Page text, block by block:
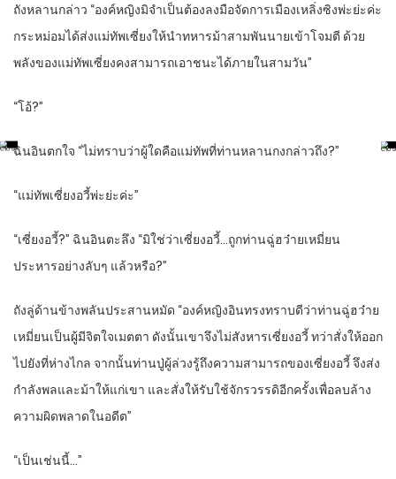
ถังหลานกล่าว “องค์หญิงมิจำเป็นต้องลงมือจัดการเมืองเหลิ่งซิงพ่ะย่ะค่ะ
กระหม่อมได้ส่งแม่ทัพเซี่ยงให้นำทหารม้าสามพันนายเข้าโจมตี ด้วย
พลังของแม่ทัพเซี่ยงคงสามารถเอาชนะได้ภายในสามวัน”
“โอ้?”
ฉินอินตกใจ “ไม่ทราบว่าผู้ใดคือแม่ทัพที่ท่านหลานกงกล่าวถึง?”
“แม่ทัพเซี่ยงอวี้พ่ะย่ะค่ะ”
“เซี่ยงอวี้?” ฉินอินตะลึง “มิใช่ว่าเซี่ยงอวี้…ถูกท่านฉู่ฮว๋ายเหมี่ยน
ประหารอย่างลับๆ แล้วหรือ?”
ถังลู่ด้านข้างพลันประสานหมัด “องค์หญิงอินทรงทราบดีว่าท่านฉู่ฮว๋าย
เหมี่ยนเป็นผู้มีจิตใจเมตตา ดังนั้นเขาจึงไม่สังหารเซี่ยงอวี้ ทว่าสั่งให้ออก
ไปยังที่ห่างไกล จากนั้นท่านปู่ผู้ล่วงรู้ถึงความสามารถของเซี่ยงอวี้ จึงส่ง
กำลังพลและม้าให้แก่เขา และสั่งให้รับใช้จักรวรรดิอีกครั้งเพื่อลบล้าง
ความผิดพลาดในอดีต”
“เป็นเช่นนี้…”